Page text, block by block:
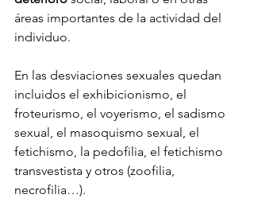
áreas importantes de la actividad del
individuo.
En las desviaciones sexuales quedan
incluidos el exhibicionismo, el
froteurismo, el voyerismo, el sadismo
sexual, el masoquismo sexual, el
fetichismo, la pedofilia, el fetichismo
transvestista y otros (zoofilia,
necrofilia…).